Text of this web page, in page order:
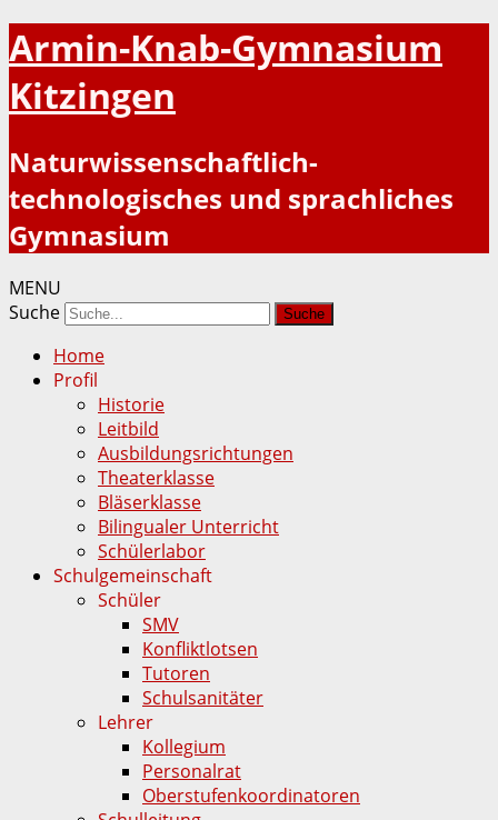
Armin-Knab-Gymnasium
Kitzingen
Naturwissenschaftlich-
technologisches und sprachliches
Gymnasium
MENU
Suche
Home
Profil
Historie
Leitbild
Ausbildungsrichtungen
Theaterklasse
Bläserklasse
Bilingualer Unterricht
Schülerlabor
Schulgemeinschaft
Schüler
SMV
Konfliktlotsen
Tutoren
Schulsanitäter
Lehrer
Kollegium
Personalrat
Oberstufenkoordinatoren